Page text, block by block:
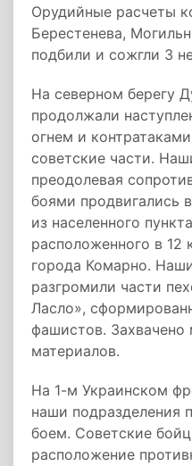
Орудийные расчеты
Берестенева,
подбили и сожгли 3
На северном берегу
продолжали
огнем и
советские части.
преодолевая
боями продвигались
из населенного
расположенного в 12
города Комарно.
разгромили части
Ласло»,
фашистов.
материалов.
На 1-м Украинском
наши подразделения
боем. Советские
расположение